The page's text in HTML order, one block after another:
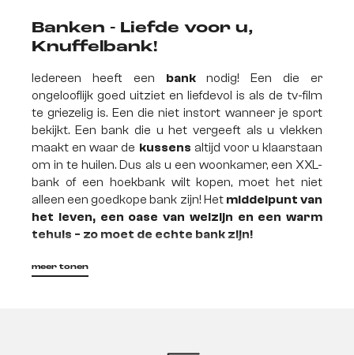
Banken - Liefde voor u,
Knuffelbank!
Iedereen heeft een banknodig! Een die er
ongelooflijk goed uitziet en liefdevol is als de tv-film
te griezelig is. Een die niet instort wanneer je sport
bekijkt. Een bank die u het vergeeft als u vlekken
maakt en waar de kussens altijd voor u klaarstaan
om in te huilen. Dus als u een woonkamer, een XXL-
bank of een hoekbank wilt kopen, moet het niet
alleen een goedkope bank zijn! Het middelpunt van
het leven, een oase van welzijn en een warm
tehuis - zo moet de echte bank zijn!
meer tonen